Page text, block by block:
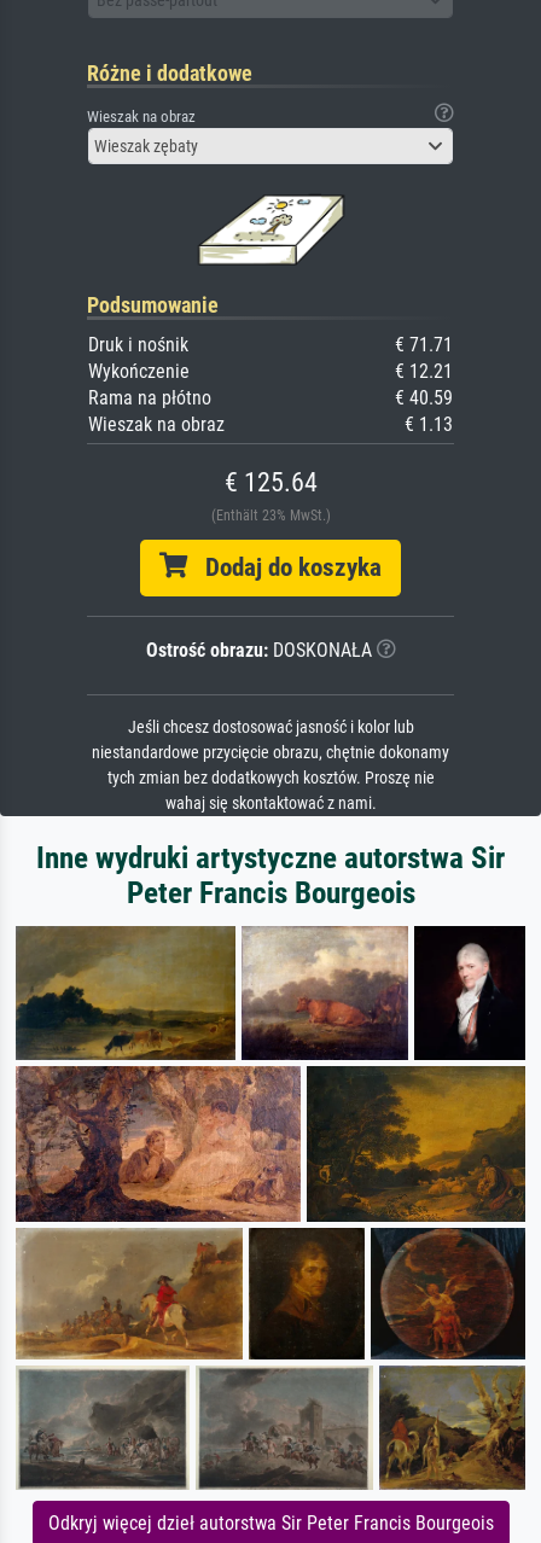
Różne i dodatkowe
Wieszak na obraz
Wieszak zębaty
Podsumowanie
Druk i nośnik
€ 71.71
Wykończenie
€ 12.21
Rama na płótno
€ 40.59
Wieszak na obraz
€ 1.13
€ 125.64
(Enthält 23% MwSt.)
Dodaj do koszyka
Ostrość obrazu:DOSKONAŁA
Jeśli chcesz dostosować jasność i kolor lub
niestandardowe przycięcie obrazu, chętnie dokonamy
tych zmian bez dodatkowych kosztów. Proszę nie
wahaj się skontaktować z nami.
Inne wydruki artystyczne autorstwa Sir
Peter Francis Bourgeois
Odkryj więcej dzieł autorstwa Sir Peter Francis Bourgeois